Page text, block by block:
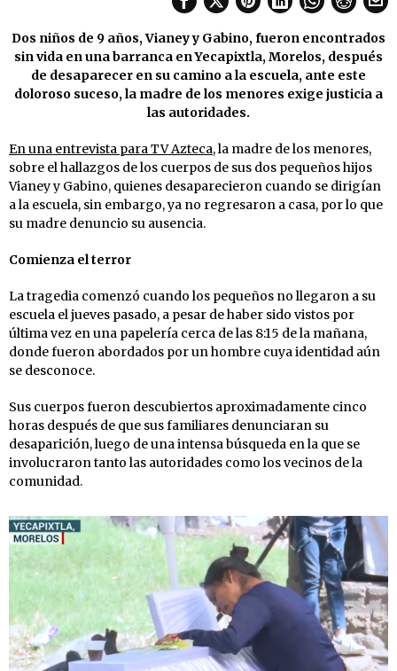
Dos niños de 9 años, Vianey y Gabino, fueron encontrados
sin vida en una barranca en Yecapixtla, Morelos, después
de desaparecer en su camino a la escuela, ante este
doloroso suceso, la madre de los menores exige justicia a
las autoridades.
En una entrevista para TV Azteca, la madre de los menores,
sobre el hallazgos de los cuerpos de sus dos pequeños hijos
Vianey y Gabino, quienes desaparecieron cuando se dirigían
a la escuela, sin embargo, ya no regresaron a casa, por lo que
su madre denuncio su ausencia.
Comienza el terror
La tragedia comenzó cuando los pequeños no llegaron a su
escuela el jueves pasado, a pesar de haber sido vistos por
última vez en una papelería cerca de las 8:15 de la mañana,
donde fueron abordados por un hombre cuya identidad aún
se desconoce.
Sus cuerpos fueron descubiertos aproximadamente cinco
horas después de que sus familiares denunciaran su
desaparición, luego de una intensa búsqueda en la que se
involucraron tanto las autoridades como los vecinos de la
comunidad.